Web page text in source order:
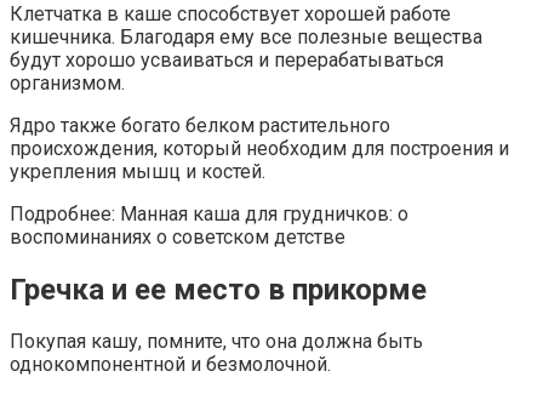
Клетчатка в каше способствует хорошей работе
кишечника. Благодаря ему все полезные вещества
будут хорошо усваиваться и перерабатываться
организмом.
Ядро также богато белком растительного
происхождения, который необходим для построения и
укрепления мышц и костей.
Подробнее: Манная каша для грудничков: о
воспоминаниях о советском детстве
Гречка и ее место в прикорме
Покупая кашу, помните, что она должна быть
однокомпонентной и безмолочной.